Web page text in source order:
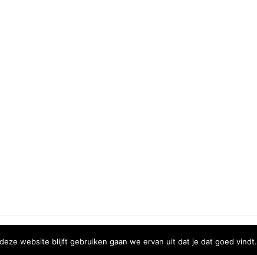
website blijft gebruiken gaan we ervan uit dat je dat goed vindt.